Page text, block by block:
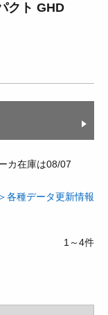
クト GHD
カ在庫は08/07
＞各種データ更新情報
1～4件